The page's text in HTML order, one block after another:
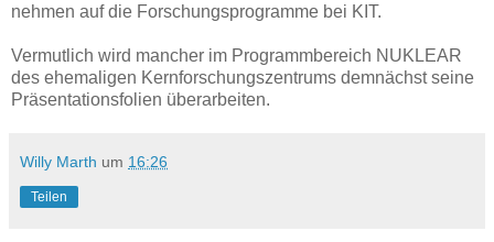
nehmen auf die Forschungsprogramme bei KIT.
Vermutlich wird mancher im Programmbereich NUKLEAR
des ehemaligen Kernforschungszentrums demnächst seine
Präsentationsfolien überarbeiten.
Willy Marth um 16:26
Teilen